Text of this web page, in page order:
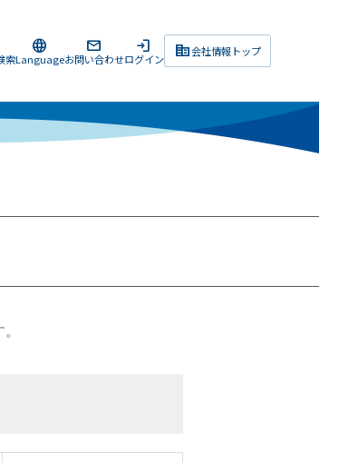
corporate_fare会社情報トップ
索
language
Language
mail
お問い合わせ
login
ログイン